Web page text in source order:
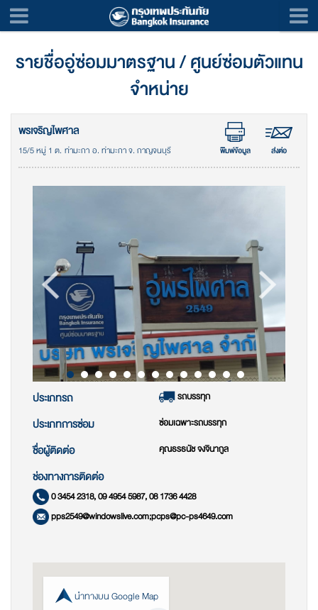
รายชื่ออู่ซ่อมมาตรฐาน / ศูนย์ซ่อมตัวแทน
จำหน่าย
พรเจริญไพศาล
15/5 หมู่ 1 ต. ท่ามะกา อ. ท่ามะกา จ. กาญจนบุรี พิมพ์ข้อมูล ส่งต่อ
ประเภทรถ รถบรรทุก
ประเภทการซ่อม ซ่อมเฉพาะรถบรรทุก
ชื่อผู้ติดต่อ คุณธรธนัช จงจินากูล
ช่องทางการติดต่อ
0 3454 2318, 09 4954 5987, 08 1736 4428
pps2549@windowslive.com;pcps@pc-ps4649.com
นำทางบน Google Map